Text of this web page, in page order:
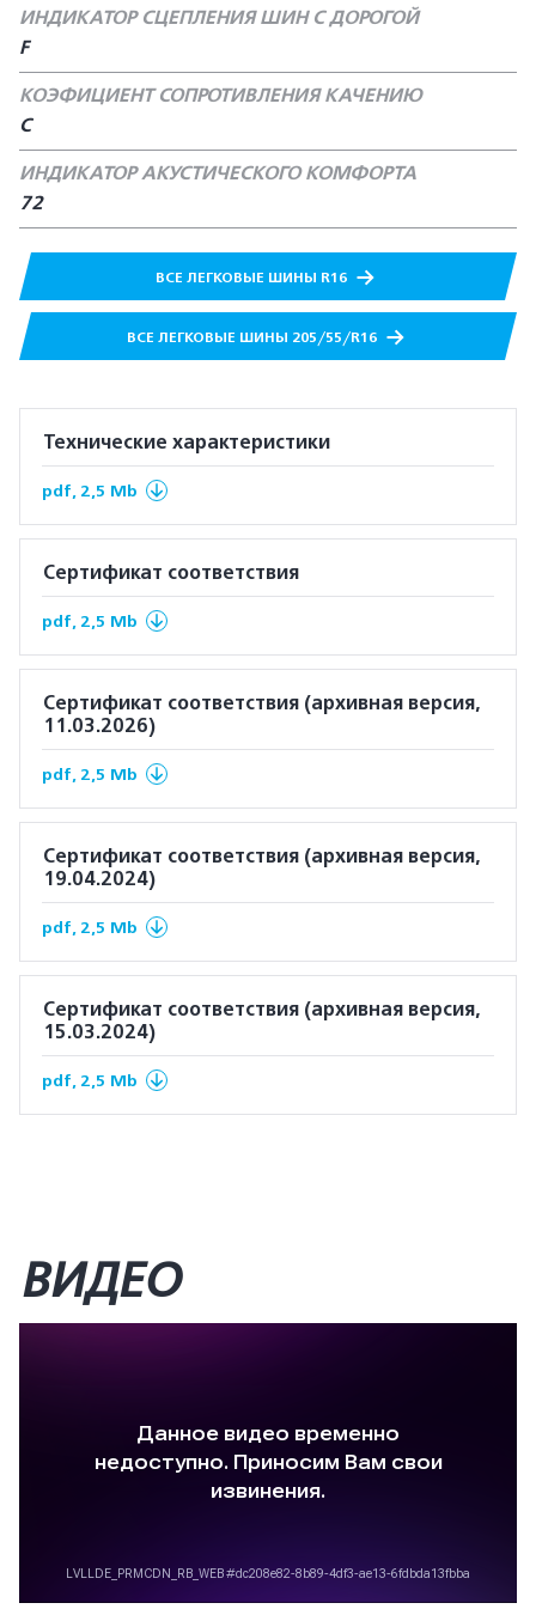
ИНДИКАТОР СЦЕПЛЕНИЯ ШИН С ДОРОГОЙ
F
КОЭФИЦИЕНТ СОПРОТИВЛЕНИЯ КАЧЕНИЮ
C
ИНДИКАТОР АКУСТИЧЕСКОГО КОМФОРТА
72
ВСЕ ЛЕГКОВЫЕ ШИНЫ R16
ВСЕ ЛЕГКОВЫЕ ШИНЫ 205/55/R16
Технические характеристики
pdf, 2,5 Mb
Сертификат соответствия
pdf, 2,5 Mb
Сертификат соответствия (архивная версия,
11.03.2026)
pdf, 2,5 Mb
Сертификат соответствия (архивная версия,
19.04.2024)
pdf, 2,5 Mb
Сертификат соответствия (архивная версия,
15.03.2024)
pdf, 2,5 Mb
ВИДЕО